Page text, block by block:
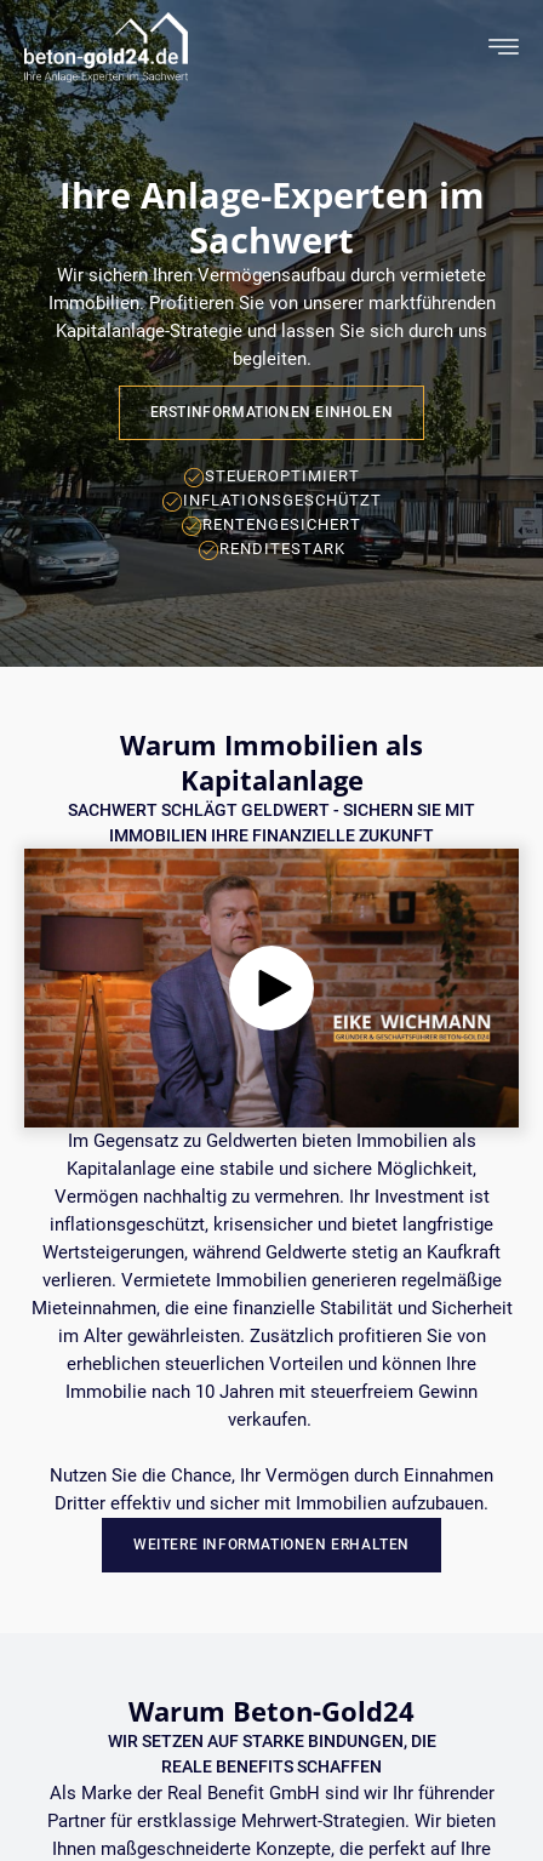
Ihre Anlage-Experten im
Sachwert
Wir sichern Ihren Vermögensaufbau durch vermietete
Immobilien. Profitieren Sie von unserer marktführenden
Kapitalanlage-Strategie und lassen Sie sich durch uns
begleiten.
ERSTINFORMATIONEN EINHOLEN
STEUEROPTIMIERT
INFLATIONSGESCHÜTZT
RENTENGESICHERT
RENDITESTARK
Warum Immobilien als
Kapitalanlage
SACHWERT SCHLÄGT GELDWERT - SICHERN SIE MIT
IMMOBILIEN IHRE FINANZIELLE ZUKUNFT
Im Gegensatz zu Geldwerten bieten Immobilien als
Kapitalanlage eine stabile und sichere Möglichkeit,
Vermögen nachhaltig zu vermehren. Ihr Investment ist
inflationsgeschützt, krisensicher und bietet langfristige
Wertsteigerungen, während Geldwerte stetig an Kaufkraft
verlieren. Vermietete Immobilien generieren regelmäßige
Mieteinnahmen, die eine finanzielle Stabilität und Sicherheit
im Alter gewährleisten. Zusätzlich profitieren Sie von
erheblichen steuerlichen Vorteilen und können Ihre
Immobilie nach 10 Jahren mit steuerfreiem Gewinn
verkaufen.
Nutzen Sie die Chance, Ihr Vermögen durch Einnahmen
Dritter effektiv und sicher mit Immobilien aufzubauen.
WEITERE INFORMATIONEN ERHALTEN
Warum Beton-Gold24
WIR SETZEN AUF STARKE BINDUNGEN, DIE
REALE BENEFITS SCHAFFEN
Als Marke der Real Benefit GmbH sind wir Ihr führender
Partner für erstklassige Mehrwert-Strategien. Wir bieten
Ihnen maßgeschneiderte Konzepte, die perfekt auf Ihre